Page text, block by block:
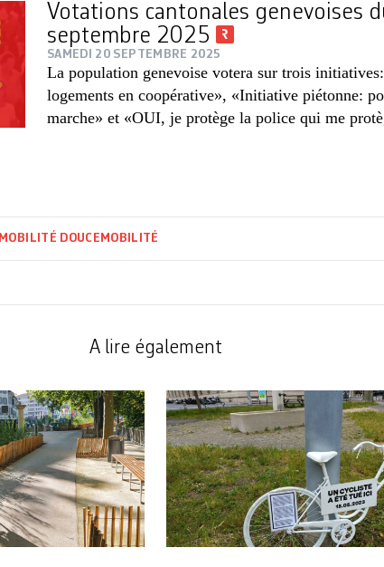
Votations cantonales genevoises
septembre 2025
SAMEDI 20 SEPTEMBRE 2025
La population genevoise votera sur trois
logements en coopérative», «Initiative piétonne:
marche» et «OUI, je protège la police qui me
MOBILITÉ DOUCE MOBILITÉ
A lire également